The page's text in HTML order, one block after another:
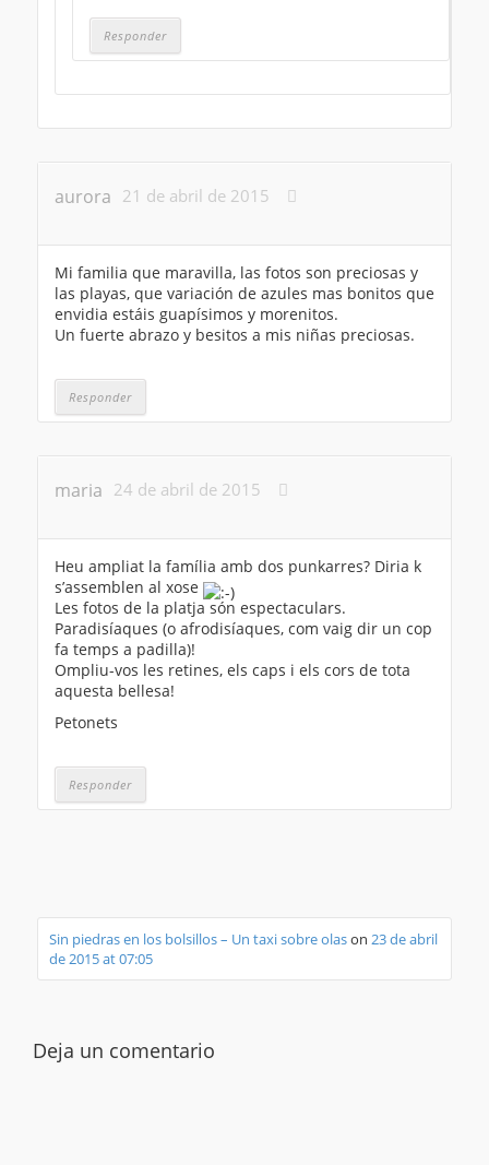
Responder
aurora 21 de abril de 2015
Mi familia que maravilla, las fotos son preciosas y
las playas, que variación de azules mas bonitos que
envidia estáis guapísimos y morenitos.
Un fuerte abrazo y besitos a mis niñas preciosas.
Responder
maria 24 de abril de 2015
Heu ampliat la família amb dos punkarres? Diria k
s’assemblen al xose
Les fotos de la platja són espectaculars.
Paradisíaques (o afrodisíaques, com vaig dir un cop
fa temps a padilla)!
Ompliu-vos les retines, els caps i els cors de tota
aquesta bellesa!
Petonets
Responder
Sin piedras en los bolsillos – Un taxi sobre olason 23 de abril
de 2015 at 07:05
Deja un comentario